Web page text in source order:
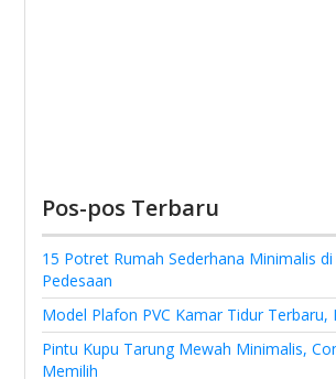
Pos-pos Terbaru
15 Potret Rumah Sederhana Minimalis
Pedesaan
Model Plafon PVC Kamar Tidur Terbaru,
Pintu Kupu Tarung Mewah Minimalis,
Memilih